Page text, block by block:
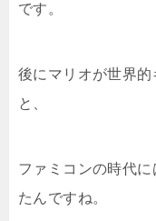
です。
後にマリオが世界的
と、
ファミコンの時代
たんですね。